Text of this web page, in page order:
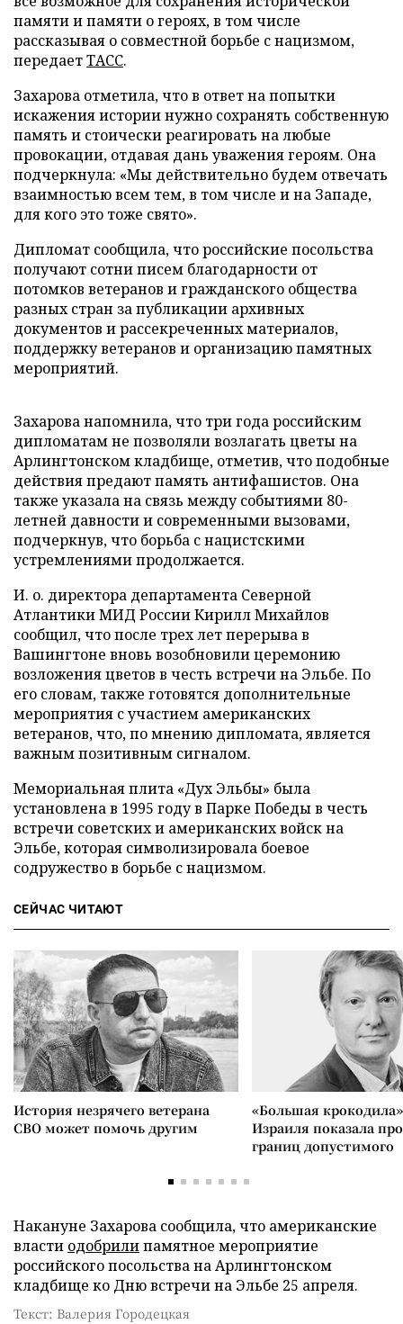
памяти и памяти о героях, в том числе
рассказывая о совместной борьбе с нацизмом,
передаетТАСС.
Захарова отметила, что в ответ на попытки
искажения истории нужно сохранять собственную
память и стоически реагировать на любые
провокации, отдавая дань уважения героям. Она
подчеркнула: «Мы действительно будем отвечать
взаимностью всем тем, в том числе и на Западе,
для кого это тоже свято».
Дипломат сообщила, что российские посольства
получают сотни писем благодарности от
потомков ветеранов и гражданского общества
разных стран за публикации архивных
документов и рассекреченных материалов,
поддержку ветеранов и организацию памятных
мероприятий.
Захарова напомнила, что три года российским
дипломатам не позволяли возлагать цветы на
Арлингтонском кладбище, отметив, что подобные
действия предают память антифашистов. Она
также указала на связь между событиями 80-
летней давности и современными вызовами,
подчеркнув, что борьба с нацистскими
устремлениями продолжается.
И. о. директора департамента Северной
Атлантики МИД России Кирилл Михайлов
сообщил, что после трех лет перерыва в
Вашингтоне вновь возобновили церемонию
возложения цветов в честь встречи на Эльбе. По
его словам, также готовятся дополнительные
мероприятия с участием американских
ветеранов, что, по мнению дипломата, является
важным позитивным сигналом.
Мемориальная плита «Дух Эльбы» была
установлена в 1995 году в Парке Победы в честь
встречи советских и американских войск на
Эльбе, которая символизировала боевое
содружество в борьбе с нацизмом.
СЕЙЧАС ЧИТАЮТ
История незрячего ветерана
СВО может помочь другим
«Большая
Израиля показала
границ допустимого
Накануне Захарова сообщила, что американские
власти одобрилипамятное мероприятие
российского посольства на Арлингтонском
кладбище ко Дню встречи на Эльбе 25 апреля.
Текст: Валерия Городецкая